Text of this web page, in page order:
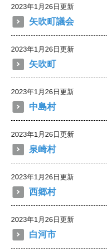
2023年1月26日更新
矢吹町議会
2023年1月26日更新
矢吹町
2023年1月26日更新
中島村
2023年1月26日更新
泉崎村
2023年1月26日更新
西郷村
2023年1月26日更新
白河市